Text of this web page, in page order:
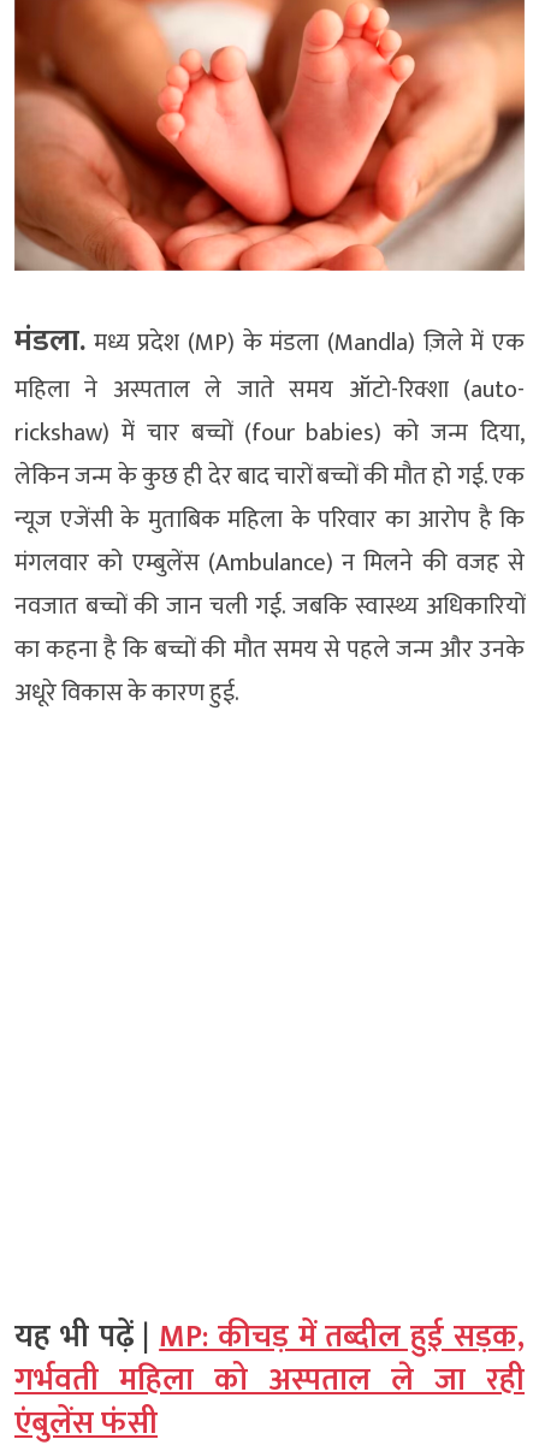
मंडला. मध्य प्रदेश (MP) के मंडला (Mandla) ज़िले में एक
महिला ने अस्पताल ले जाते समय ऑटो-रिक्शा (auto-
rickshaw) में चार बच्चों (four babies) को जन्म दिया,
लेकिन जन्म के कुछ ही देर बाद चारों बच्चों की मौत हो गई. एक
न्यूज एजेंसी के मुताबिक महिला के परिवार का आरोप है कि
मंगलवार को एम्बुलेंस (Ambulance) न मिलने की वजह से
नवजात बच्चों की जान चली गई. जबकि स्वास्थ्य अधिकारियों
का कहना है कि बच्चों की मौत समय से पहले जन्म और उनके
अधूरे विकास के कारण हुई.
यह भी पढ़ें |MP: कीचड़ में तब्दील हुई सड़क,
गर्भवती महिला को अस्पताल ले जा रही
एंबुलेंस फंसी